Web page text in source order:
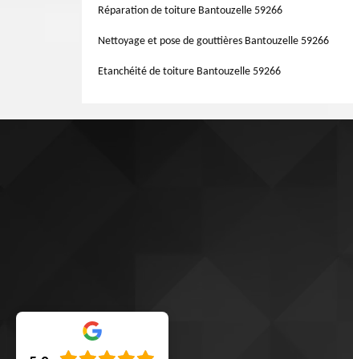
opérations est que Artisan Lemoine 59 procure un tarif
Réparation de toiture Bantouzelle 59266
Nettoyage et pose de gouttières Bantouzelle 59266
Etanchéité de toiture Bantouzelle 59266